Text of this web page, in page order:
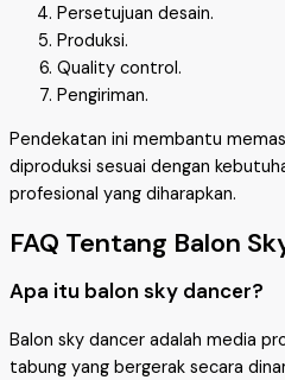
Persetujuan desain.
Produksi.
Quality control.
Pengiriman.
Pendekatan ini membantu
diproduksi sesuai dengan
profesional yang diharapkan.
FAQ Tentang Balon
Apa itu balon sky dancer?
Balon sky dancer adalah media
tabung yang bergerak secara